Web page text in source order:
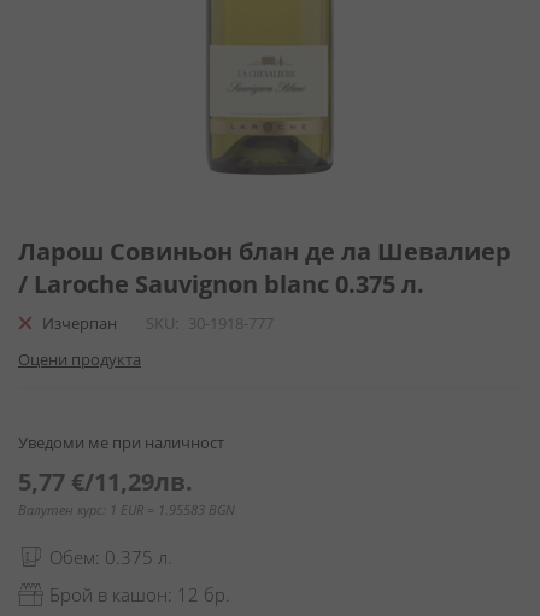
към
началото
на
галерия
снимки
Ларош Совиньон блан де ла Шевaлиер
/ Laroche Sauvignon blanc 0.375 л.
Изчерпан SKU
30-1918-777
Оцени продукта
Уведоми ме при наличност
5,77 €/11,29лв.
Валутен курс: 1 EUR = 1.95583 BGN
Обем: 0.375 л.
Брой в кашон: 12 бр.